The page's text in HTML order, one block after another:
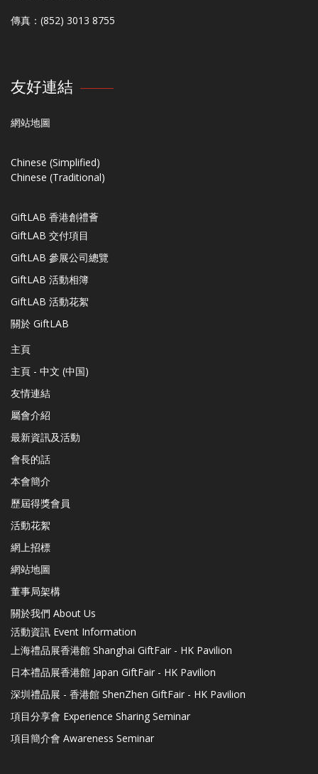
傳真：(852) 3013 8755
友好連結
網站地圖
Chinese (Simplified)
Chinese (Traditional)
GiftLAB 香港創禮薈
GiftLAB 交付項目
GiftLAB 參展公司總覽
GiftLAB 活動相簿
GiftLAB 活動花絮
關於 GiftLAB
主頁
主頁 - 中文 (中国)
友情連結
屬會介紹
最新資訊及活動
會長的話
本會簡介
歷屆得獎會員
活動花絮
網上招標
網站地圖
董事局架構
關於我們 About Us
活動資訊 Event Information
上海禮品展香港館 Shanghai GiftFair - HK Pavilion
日本禮品展香港館 Japan GiftFair - HK Pavilion
深圳禮品展 - 香港館 ShenZhen GiftFair - HK Pavilion
項目分享會 Experience Sharing Seminar
項目簡介會 Awareness Seminar